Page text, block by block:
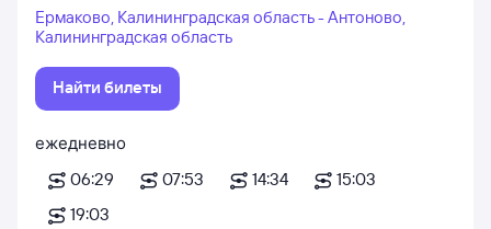
Ермаково, Калининградская область - Антоново,
Калининградская область
Найти билеты
ежедневно
06:29
07:53 14:34
15:03
19:03